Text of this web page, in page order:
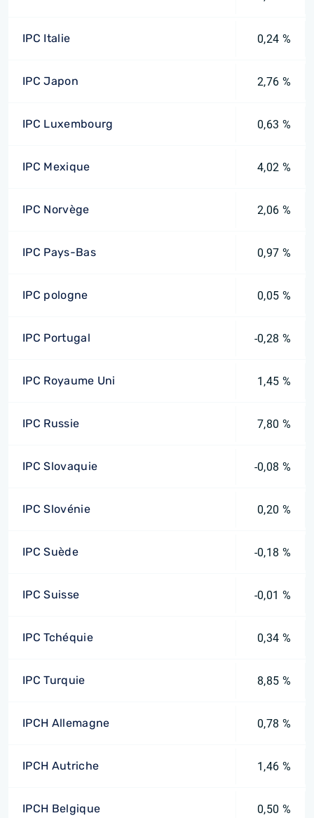
IPC Italie 0,24 %
IPC Japon 2,76 %
IPC Luxembourg 0,63 %
IPC Mexique 4,02 %
IPC Norvège 2,06 %
IPC Pays-Bas 0,97 %
IPC pologne 0,05 %
IPC Portugal -0,28 %
IPC Royaume Uni 1,45 %
IPC Russie 7,80 %
IPC Slovaquie -0,08 %
IPC Slovénie 0,20 %
IPC Suède -0,18 %
IPC Suisse -0,01 %
IPC Tchéquie 0,34 %
IPC Turquie 8,85 %
IPCH Allemagne 0,78 %
IPCH Autriche 1,46 %
IPCH Belgique 0,50 %